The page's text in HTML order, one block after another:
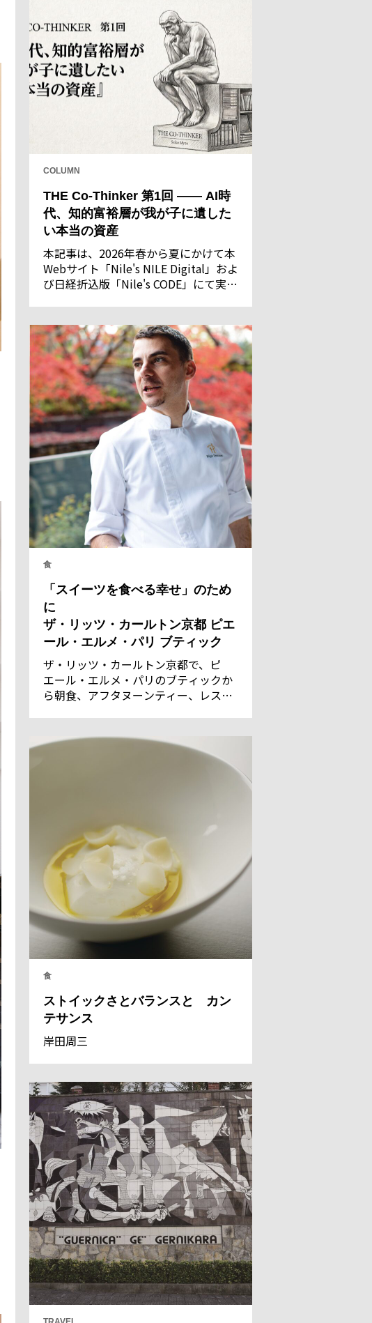
COLUMN
THE Co-Thinker 第1回 —— AI時
代、知的富裕層が我が子に遺した
い本当の資産
本記事は、2026年春から夏にかけて本
Webサイト「Nile's NILE Digital」およ
び日経折込版「Nile's CODE」にて実施
食
「スイーツを食べる幸せ」のため
に
ザ・リッツ・カールトン京都 ピエ
ール・エルメ・パリ ブティック
ザ・リッツ・カールトン京都で、ピ
エール・エルメ・パリのブティックか
ら朝食、アフタヌーンティー、レスト
全国からのゲストのために、今日も甘
く美しい、魔法のようなスイーツを作
食
ストイックさとバランスと カン
テサンス
岸田周三